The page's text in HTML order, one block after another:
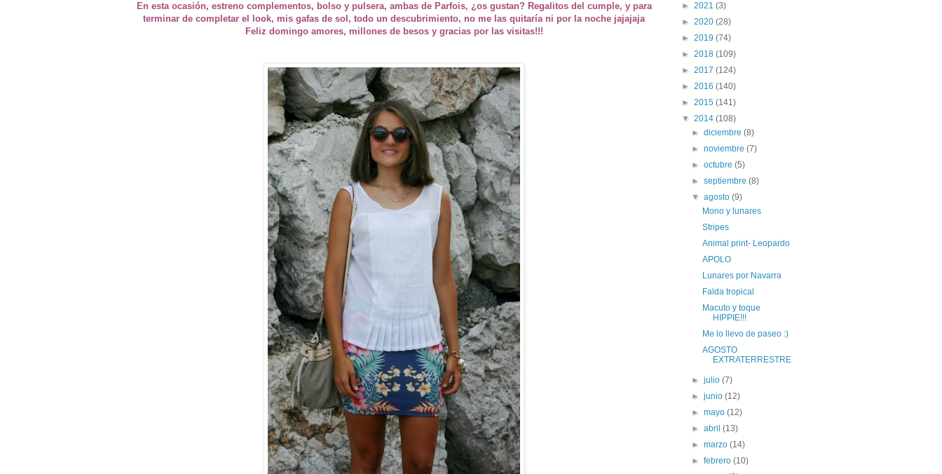
En esta ocasión, estreno complementos, bolso y pulsera, ambas de Parfois, ¿os gustan? Regalitos del cumple, y para
terminar de completar el look, mis gafas de sol, todo un descubrimiento, no me las quitaría ni por la noche jajajaja
Feliz domingo amores, millones de besos y gracias por las visitas!!!
► 2021 (3)
► 2020 (28)
► 2019 (74)
► 2018 (109)
► 2017 (124)
► 2016 (140)
► 2015 (141)
▼ 2014 (108)
►diciembre(8)
►noviembre(7)
►octubre(5)
►septiembre(8)
▼agosto(9)
Mono y lunares
Stripes
Animal print- Leopardo
APOLO
Lunares por Navarra
Falda tropical
Macuto y toque
HIPPIE!!!
Me lo llevo de paseo :)
AGOSTO
EXTRATERRESTRE
►julio(7)
►junio(12)
►mayo(12)
►abril(13)
►marzo(14)
►febrero(10)